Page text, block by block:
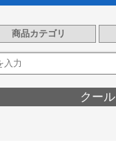
商品カテゴリ
クール